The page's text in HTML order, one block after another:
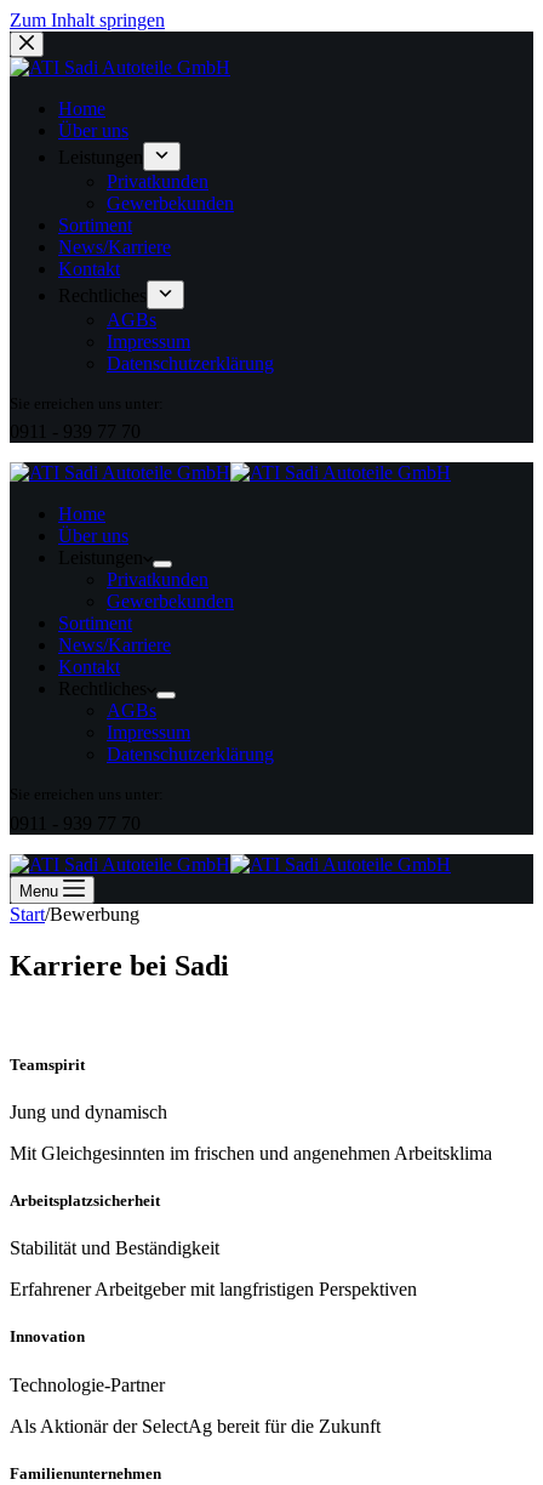
Zum Inhalt springen
Home
Über uns
Leistungen
Privatkunden
Gewerbekunden
Sortiment
News/Karriere
Kontakt
Rechtliches
AGBs
Impressum
Datenschutzerklärung
Sie erreichen uns unter:
0911 - 939 77 70
Home
Über uns
Leistungen
Privatkunden
Gewerbekunden
Sortiment
News/Karriere
Kontakt
Rechtliches
AGBs
Impressum
Datenschutzerklärung
Sie erreichen uns unter:
0911 - 939 77 70
Menu
Start/Bewerbung
Karriere bei Sadi
Teamspirit
Jung und dynamisch
Mit Gleichgesinnten im frischen und angenehmen Arbeitsklima
Arbeitsplatzsicherheit
Stabilität und Beständigkeit
Erfahrener Arbeitgeber mit langfristigen Perspektiven
Innovation
Technologie-Partner
Als Aktionär der SelectAg bereit für die Zukunft
Familienunternehmen